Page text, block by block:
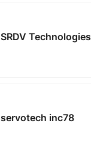
SRDV Technologies
servotech inc78